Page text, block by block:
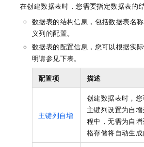
在创建数据表时，您需要指定数据表的
数据表的结构信息，包括数据表名
义列的配置。
数据表的配置信息，您可以根据实
明请参见下表。
配置项 描述
主键列自增
创建数据表时，
主键列设置为自
程中，无需为自增
格存储将自动生成